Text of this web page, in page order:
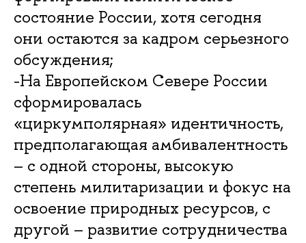
состояние России, хотя сегодня
они остаются за кадром серьезного
обсуждения;
-На Европейском Севере России
сформировалась
«циркумполярная» идентичность,
предполагающая амбивалентность
– с одной стороны, высокую
степень милитаризации и фокус на
освоение природных ресурсов, с
другой – развитие сотрудничества